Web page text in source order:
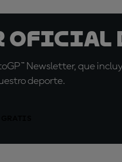
Newsletter, que
deporte.